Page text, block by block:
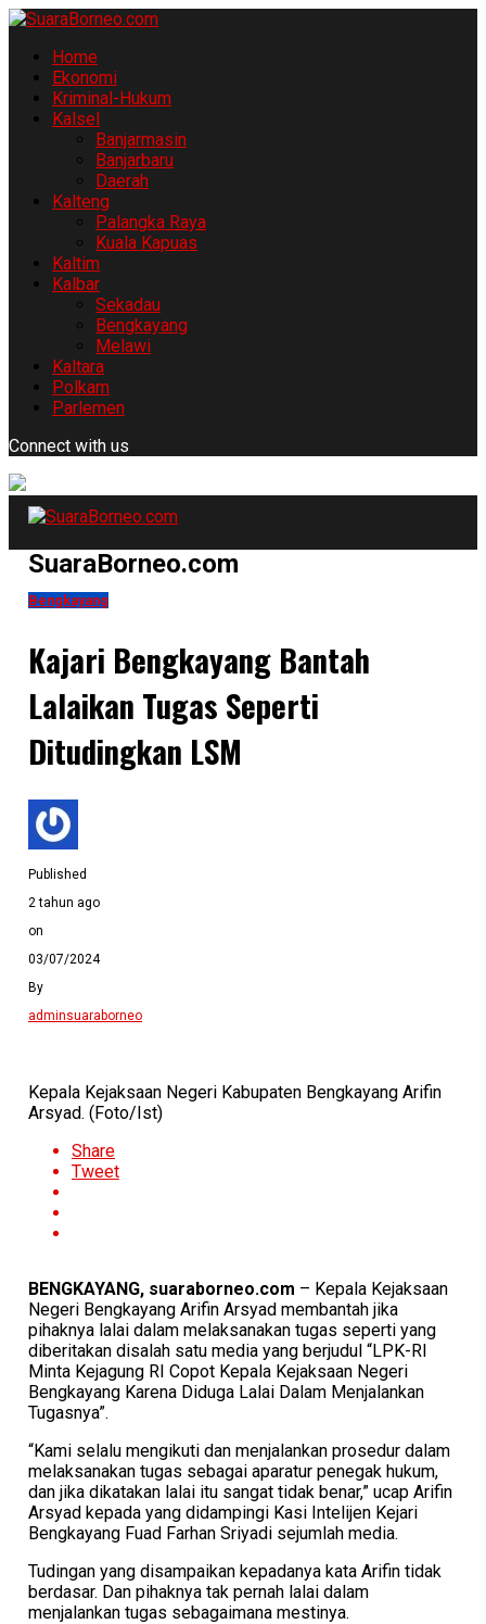
Home
Ekonomi
Kriminal-Hukum
Kalsel
Banjarmasin
Banjarbaru
Daerah
Kalteng
Palangka Raya
Kuala Kapuas
Kaltim
Kalbar
Sekadau
Bengkayang
Melawi
Kaltara
Polkam
Parlemen
Connect with us
SuaraBorneo.com
Bengkayang
Kajari Bengkayang Bantah
Lalaikan Tugas Seperti
Ditudingkan LSM
Published
2 tahun ago
on
03/07/2024
By
adminsuaraborneo
Kepala Kejaksaan Negeri Kabupaten Bengkayang Arifin
Arsyad. (Foto/Ist)
Share
Tweet
BENGKAYANG, suaraborneo.com – Kepala Kejaksaan
Negeri Bengkayang Arifin Arsyad membantah jika
pihaknya lalai dalam melaksanakan tugas seperti yang
diberitakan disalah satu media yang berjudul “LPK-RI
Minta Kejagung RI Copot Kepala Kejaksaan Negeri
Bengkayang Karena Diduga Lalai Dalam Menjalankan
Tugasnya”.
“Kami selalu mengikuti dan menjalankan prosedur dalam
melaksanakan tugas sebagai aparatur penegak hukum,
dan jika dikatakan lalai itu sangat tidak benar,” ucap Arifin
Arsyad kepada yang didampingi Kasi Intelijen Kejari
Bengkayang Fuad Farhan Sriyadi sejumlah media.
Tudingan yang disampaikan kepadanya kata Arifin tidak
berdasar. Dan pihaknya tak pernah lalai dalam
menjalankan tugas sebagaimana mestinya.